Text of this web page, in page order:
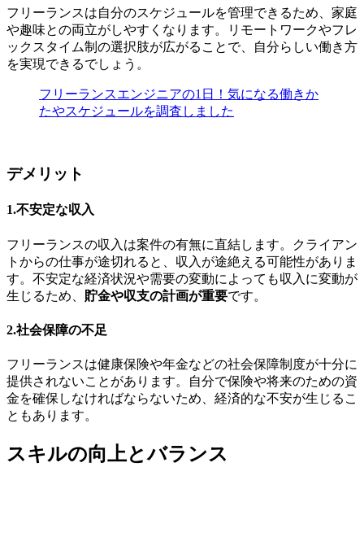
フリーランスは自分のスケジュールを管理できるため、 家庭
や趣味との両立がしやすくなります。
リモートワークやフレ
ックスタイム制の選択肢が広がることで、自分らしい働き方
を実現できるでしょう。
フリーランスエンジニアの1日！気になる働きか
たやスケジュールを調査しました
デメリット
1.不安定な収入
フリーランスの収入は案件の有無に直結します。クライアン
トからの仕事が途切れると、収入が途絶える可能性がありま
す。不安定な経済状況や需要の変動によっても収入に変動が
生じるため、 貯金や収支の計画が重要です。
2.社会保障の不足
フリーランスは健康保険や年金などの社会保障制度が十分に
提供されないことがあります。
自分で保険や将来のための資
金を確保しなければならないため、経済的な不安が生じるこ
ともあります。
スキルの向上とバランス